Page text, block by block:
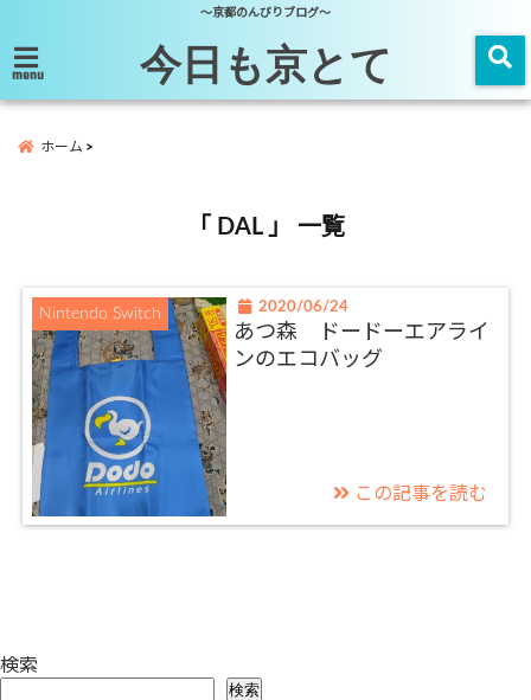
～京都のんびりブログ～
menu 今日も京とて
ホーム
「 DAL 」 一覧
Nintendo Switch 2020/06/24
あつ森 ドードーエアライ
ンのエコバッグ
この記事を読む
検索
検索